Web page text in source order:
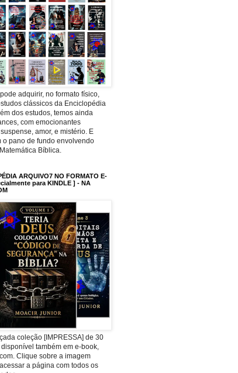
adquirir, no formato físico,
clássicos da Enciclopédia
dos estudos, temos ainda
com emocionantes
amor, e mistério. E
o pano de fundo envolvendo
Bíblica.
ARQUIVO7 NO FORMATO E-
para KINDLE ] - NA
coleção [IMPRESSA] de 30
disponível também em e-book,
Clique sobre a imagem
a página com todos os